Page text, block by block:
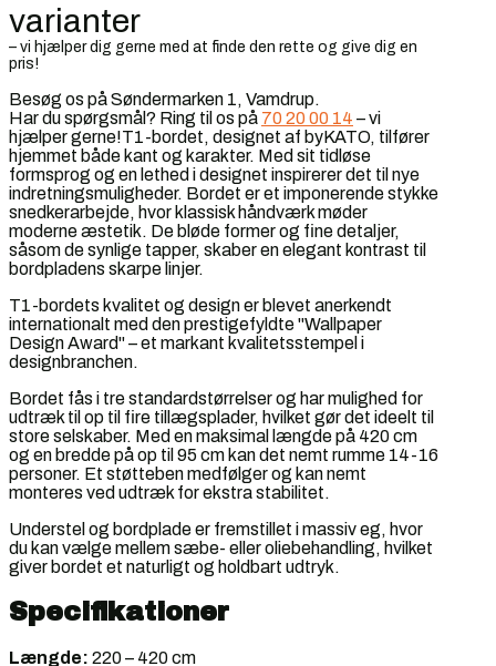
varianter
– vi hjælper dig gerne med at finde den rette og give dig en
pris!
Besøg os på Søndermarken 1, Vamdrup.
Har du spørgsmål? Ring til os på 70 20 00 14 – vi
hjælper gerne!T1-bordet, designet af byKATO, tilfører
hjemmet både kant og karakter. Med sit tidløse
formsprog og en lethed i designet inspirerer det til nye
indretningsmuligheder. Bordet er et imponerende stykke
snedkerarbejde, hvor klassisk håndværk møder
moderne æstetik. De bløde former og fine detaljer,
såsom de synlige tapper, skaber en elegant kontrast til
bordpladens skarpe linjer.
T1-bordets kvalitet og design er blevet anerkendt
internationalt med den prestigefyldte "Wallpaper
Design Award" – et markant kvalitetsstempel i
designbranchen.
Bordet fås i tre standardstørrelser og har mulighed for
udtræk til op til fire tillægsplader, hvilket gør det ideelt til
store selskaber. Med en maksimal længde på 420 cm
og en bredde på op til 95 cm kan det nemt rumme 14-16
personer. Et støtteben medfølger og kan nemt
monteres ved udtræk for ekstra stabilitet.
Understel og bordplade er fremstillet i massiv eg, hvor
du kan vælge mellem sæbe- eller oliebehandling, hvilket
giver bordet et naturligt og holdbart udtryk.
Specifikationer
Længde: 220 – 420 cm